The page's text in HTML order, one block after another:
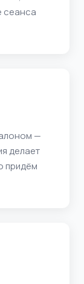
сеанса
—
делает
придём